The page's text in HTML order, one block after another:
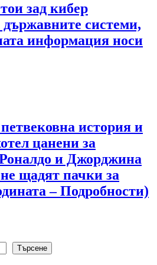
зад кибер
системи,
информация носи
история и
цанени за
и Джорджина
щадят пачки за
– Подробности)
Търсене